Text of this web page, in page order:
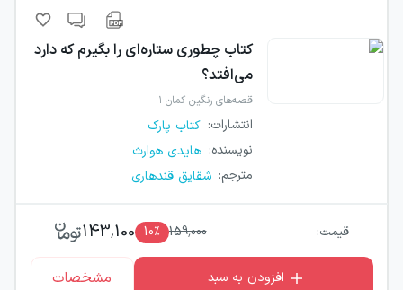
کتاب چطوری ستاره‌ای را بگیرم که دارد
می‌افتد؟
قصه‌های رنگین کمان ۱
انتشارات: کتاب پارک
نویسنده: هایدی هوارث
مترجم: شقایق قندهاری
قیمت: 159,000
10٪ 143,100
افزودن به سبد مشخصات